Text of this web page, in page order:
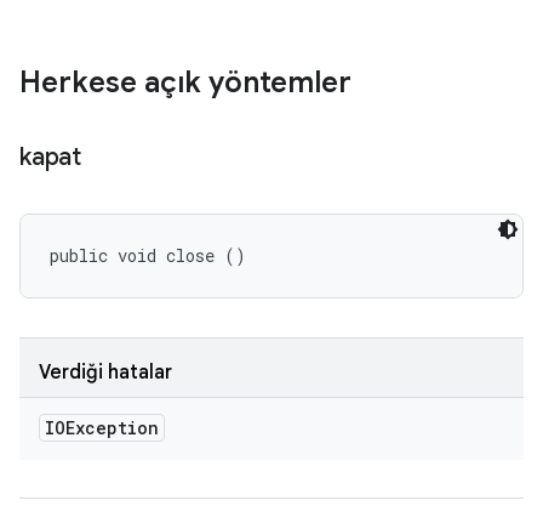
Herkese açık yöntemler
kapat
public void close ()
Verdiği hatalar
IOException